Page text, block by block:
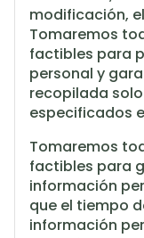
modificación,
Tomaremos
factibles para
personal y
recopilada
especificados
Tomaremos
factibles para
información
que el tiempo
información